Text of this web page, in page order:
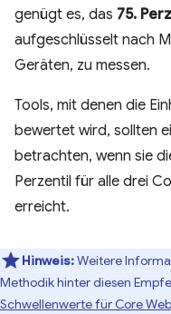
genügt es, das 75.
aufgeschlüsselt nach
Geräten, zu messen.
Tools, mit denen die
bewertet wird, sollten
betrachten, wenn sie
Perzentil für alle drei
erreicht.
Hinweis:Weitere
Methodik hinter diesen
Schwellenwerte für Core